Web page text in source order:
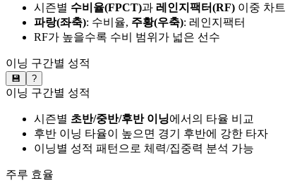
시즌별 수비율(FPCT)과 레인지팩터(RF) 이중 차트
파랑(좌축): 수비율, 주황(우축): 레인지팩터
RF가 높을수록 수비 범위가 넓은 선수
이닝 구간별 성적
💾 ?
이닝 구간별 성적
시즌별 초반/중반/후반 이닝에서의 타율 비교
후반 이닝 타율이 높으면 경기 후반에 강한 타자
이닝별 성적 패턴으로 체력/집중력 분석 가능
주루 효율